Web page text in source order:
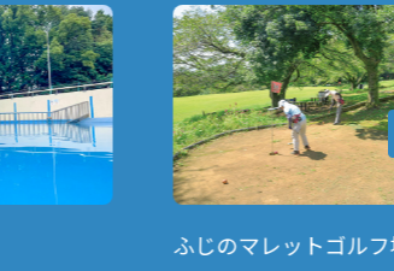
ふじのマレットゴルフ場